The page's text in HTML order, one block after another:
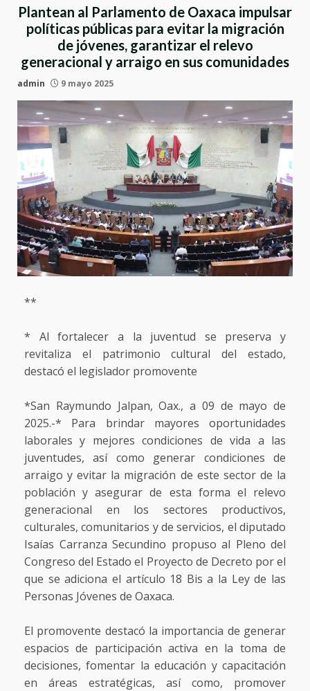
Plantean al Parlamento de Oaxaca impulsar
políticas públicas para evitar la migración
de jóvenes, garantizar el relevo
generacional y arraigo en sus comunidades
admin 9 mayo 2025
**
* Al fortalecer a la juventud se preserva y
revitaliza el patrimonio cultural del estado,
destacó el legislador promovente
*San Raymundo Jalpan, Oax., a 09 de mayo de
2025.-* Para brindar mayores oportunidades
laborales y mejores condiciones de vida a las
juventudes, así como generar condiciones de
arraigo y evitar la migración de este sector de la
población y asegurar de esta forma el relevo
generacional en los sectores productivos,
culturales, comunitarios y de servicios, el diputado
Isaías Carranza Secundino propuso al Pleno del
Congreso del Estado el Proyecto de Decreto por el
que se adiciona el artículo 18 Bis a la Ley de las
Personas Jóvenes de Oaxaca.
El promovente destacó la importancia de generar
espacios de participación activa en la toma de
decisiones, fomentar la educación y capacitación
en áreas estratégicas, así como, promover